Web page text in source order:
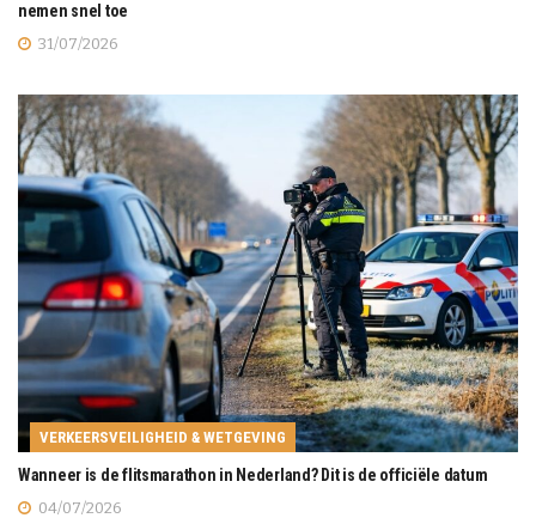
nemen snel toe
31/07/2026
VERKEERSVEILIGHEID & WETGEVING
Wanneer is de flitsmarathon in Nederland? Dit is de officiële datum
04/07/2026